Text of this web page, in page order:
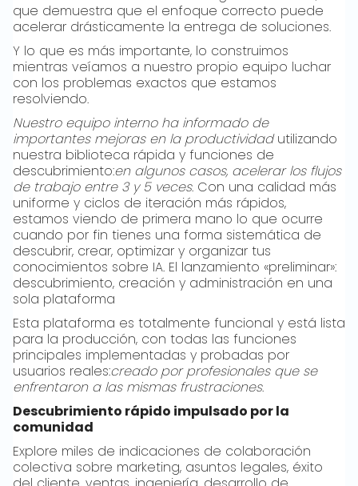
que demuestra que el enfoque correcto puede
acelerar drásticamente la entrega de soluciones.
Y lo que es más importante, lo construimos
mientras veíamos a nuestro propio equipo luchar
con los problemas exactos que estamos
resolviendo.
Nuestro equipo interno ha informado de
importantes mejoras en la productividadutilizando
nuestra biblioteca rápida y funciones de
descubrimiento:en algunos casos, acelerar los flujos
de trabajo entre 3 y 5 veces. Con una calidad más
uniforme y ciclos de iteración más rápidos,
estamos viendo de primera mano lo que ocurre
cuando por fin tienes una forma sistemática de
descubrir, crear, optimizar y organizar tus
conocimientos sobre IA. El lanzamiento «preliminar»:
descubrimiento, creación y administración en una
sola plataforma
Esta plataforma es totalmente funcional y está lista
para la producción, con todas las funciones
principales implementadas y probadas por
usuarios reales:creado por profesionales que se
enfrentaron a las mismas frustraciones.
Descubrimiento rápido impulsado por la
comunidad
Explore miles de indicaciones de colaboración
colectiva sobre marketing, asuntos legales, éxito